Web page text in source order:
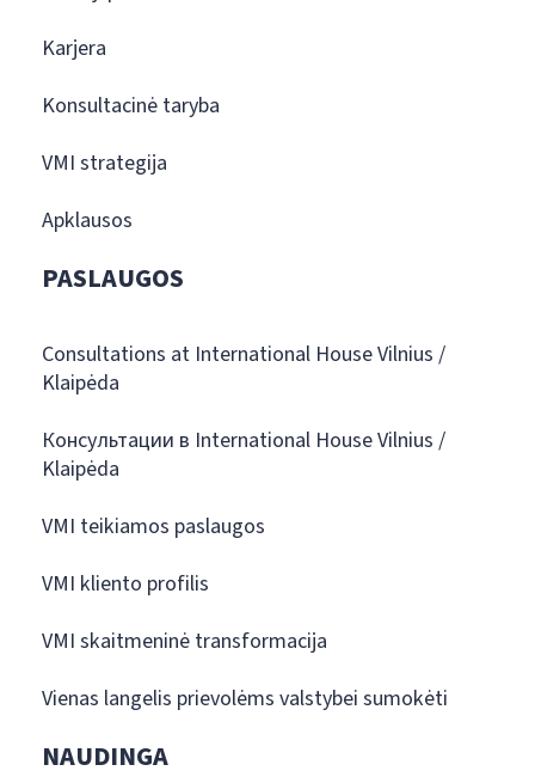
Karjera
Konsultacinė taryba
VMI strategija
Apklausos
PASLAUGOS
Consultations at International House Vilnius /
Klaipėda
Консультации в International House Vilnius /
Klaipėda
VMI teikiamos paslaugos
VMI kliento profilis
VMI skaitmeninė transformacija
Vienas langelis prievolėms valstybei sumokėti
NAUDINGA